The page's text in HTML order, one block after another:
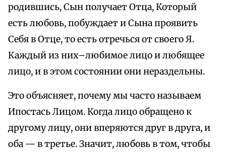
родившись, Сын получает Отца, Который
есть любовь, побуждает и Сына проявить
Себя в Отце, то есть отречься от своего Я.
Каждый из них–любимое лицо и любящее
лицо, и в этом состоянии они нераздельны.
Это объясняет, почему мы часто называем
Ипостась Лицом. Когда лицо обращено к
другому лицу, они вперяются друг в друга, и
оба — в третье. Значит, любовь в том, чтобы